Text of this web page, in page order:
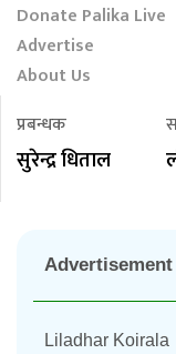
Donate Palika Live
Advertise
About Us
प्रबन्धक
सुरेन्द्र धिताल
Advertisement
Liladhar Koirala